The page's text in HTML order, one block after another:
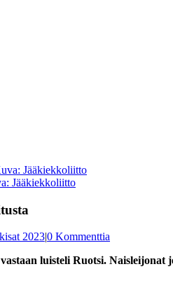
Jääkiekkoliitto
2023|0 Kommenttia
luisteli Ruotsi.